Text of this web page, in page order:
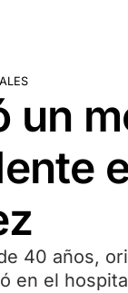
un
40 años,
en el